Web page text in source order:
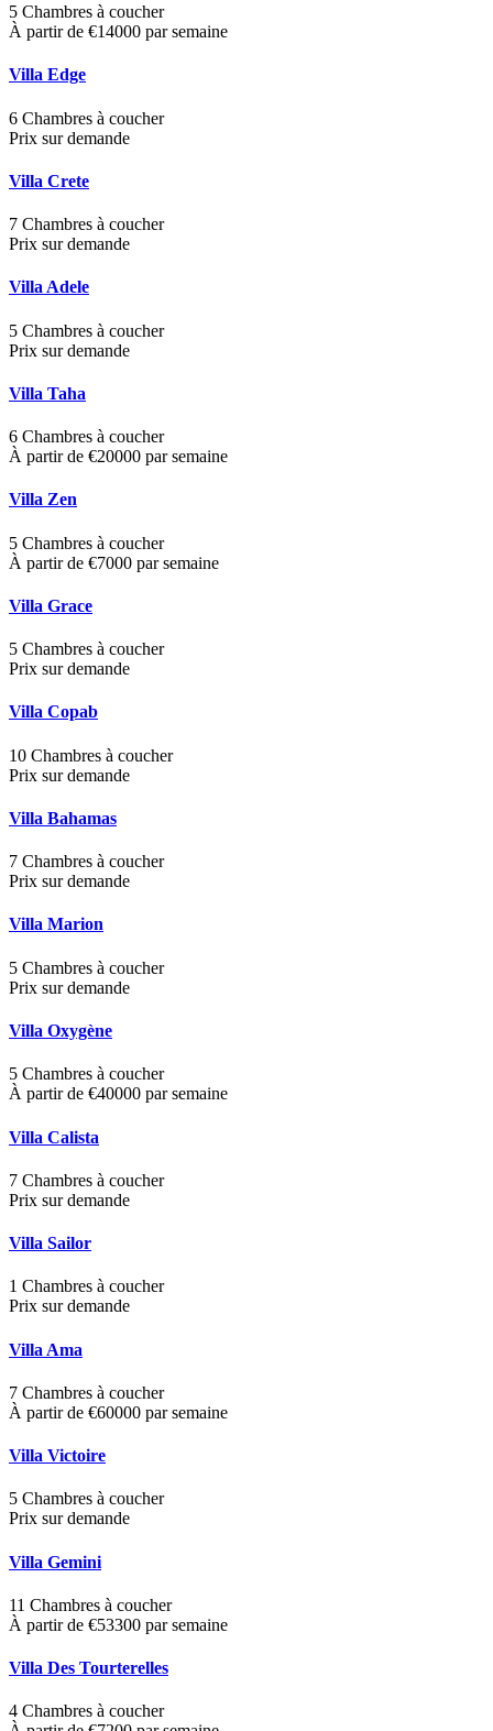
5 Chambres à coucher
À partir de €14000 par semaine
Villa Edge
6 Chambres à coucher
Prix sur demande
Villa Crete
7 Chambres à coucher
Prix sur demande
Villa Adele
5 Chambres à coucher
Prix sur demande
Villa Taha
6 Chambres à coucher
À partir de €20000 par semaine
Villa Zen
5 Chambres à coucher
À partir de €7000 par semaine
Villa Grace
5 Chambres à coucher
Prix sur demande
Villa Copab
10 Chambres à coucher
Prix sur demande
Villa Bahamas
7 Chambres à coucher
Prix sur demande
Villa Marion
5 Chambres à coucher
Prix sur demande
Villa Oxygène
5 Chambres à coucher
À partir de €40000 par semaine
Villa Calista
7 Chambres à coucher
Prix sur demande
Villa Sailor
1 Chambres à coucher
Prix sur demande
Villa Ama
7 Chambres à coucher
À partir de €60000 par semaine
Villa Victoire
5 Chambres à coucher
Prix sur demande
Villa Gemini
11 Chambres à coucher
À partir de €53300 par semaine
Villa Des Tourterelles
4 Chambres à coucher